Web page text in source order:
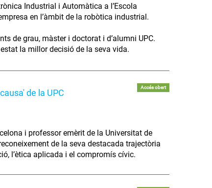
Industrial i Automàtica a l’Escola
en l’àmbit de la robòtica industrial.
de grau, màster i doctorat i d’alumni UPC.
la millor decisió de la seva vida.
de la UPC
Accés obert
i professor emèrit de la Universitat de
de la seva destacada trajectòria
l’ètica aplicada i el compromís cívic.